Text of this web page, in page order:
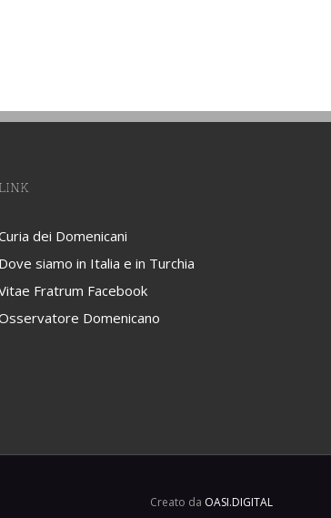
LINK
dei Domenicani
Dove siamo in Italia e in Turchia
Vitae Fratrum Facebook
Domenicano
Creato da OASI.DIGITAL